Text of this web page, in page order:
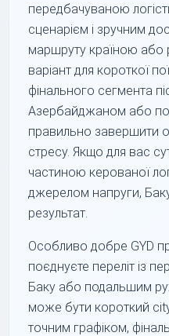
передбачуваною
сценарієм і зручним
маршруту країною або
варіант для короткої
фінального сегмента
Азербайджаном або
правильно завершити
стресу. Якщо для вас
частиною керованої
джерелом напруги,
результат.
Особливо добре GYD
поєднуєте переліт із
Баку або подальшим
може бути короткий
точним графіком,